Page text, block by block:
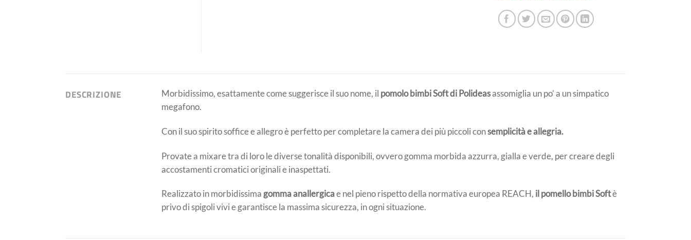
DESCRIZIONE Morbidissimo, esattamente come suggerisce il suo nome, il pomolo bimbi Soft di Polideasassomiglia un po’ a un simpatico
megafono.
Con il suo spirito soffice e allegro è perfetto per completare la camera dei più piccoli consemplicità e allegria.
Provate a mixare tra di loro le diverse tonalità disponibili, ovvero gomma morbida azzurra, gialla e verde, per creare degli
accostamenti cromatici originali e inaspettati.
Realizzato in morbidissimagomma anallergicae nel pieno rispetto della normativa europea REACH, il pomello bimbi Softè
privo di spigoli vivi e garantisce la massima sicurezza, in ogni situazione.